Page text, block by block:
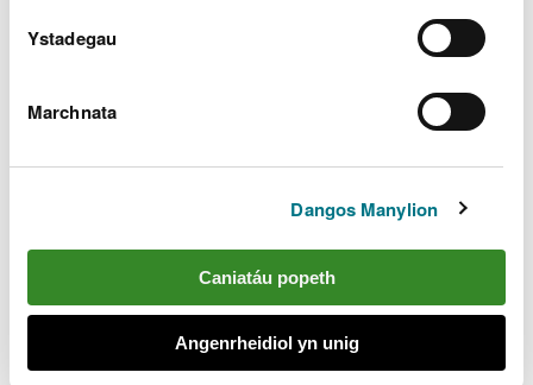
Ystadegau
Marchnata
Dangos Manylion
Caniatáu popeth
Angenrheidiol yn unig
Antur dysgu awyr agored trwy lyfrau
Cofiwch ofalu am ein hamgylchedd naturiol
gwerthfawr ac ymddwyn yn gyfrifol wrth fwynhau
God Cefn Gwlad Cymru
Gallwch weld y rhaglen ddigwyddiadau ac
adnoddau ar gyfer gweithgareddau ar wefan
Cyngor Cymru ar gyfer Dysgu yn yr Awyr Agored